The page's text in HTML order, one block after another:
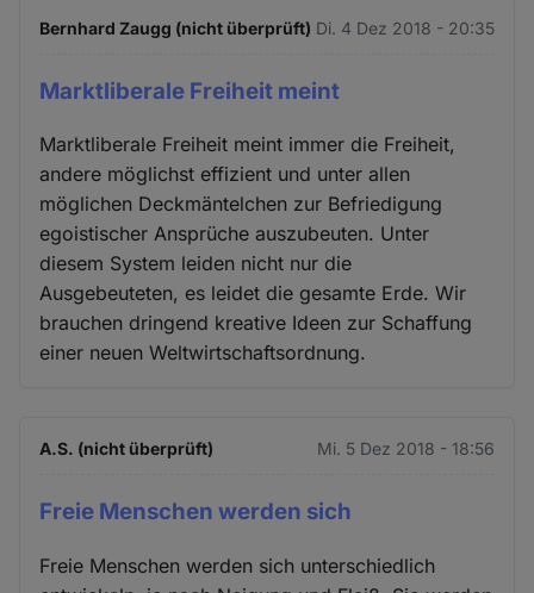
Bernhard Zaugg (nicht überprüft) Di. 4 Dez 2018 - 20:35
Marktliberale Freiheit meint
Marktliberale Freiheit meint immer die Freiheit,
andere möglichst effizient und unter allen
möglichen Deckmäntelchen zur Befriedigung
egoistischer Ansprüche auszubeuten. Unter
diesem System leiden nicht nur die
Ausgebeuteten, es leidet die gesamte Erde. Wir
brauchen dringend kreative Ideen zur Schaffung
einer neuen Weltwirtschaftsordnung.
A.S. (nicht überprüft) Mi. 5 Dez 2018 - 18:56
Freie Menschen werden sich
Freie Menschen werden sich unterschiedlich